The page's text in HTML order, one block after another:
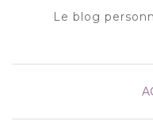
Le blog